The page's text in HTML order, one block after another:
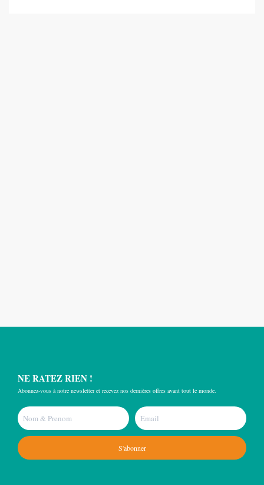
NE RATEZ RIEN !
Abonnez-vous à notre newsletter et recevez nos dernières offres avant tout le monde.
S'abonner